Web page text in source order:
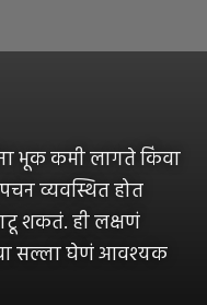
भूक कमी लागते किंवा
व्यवस्थित होत
शकतं. ही लक्षणं
सल्ला घेणं आवश्यक